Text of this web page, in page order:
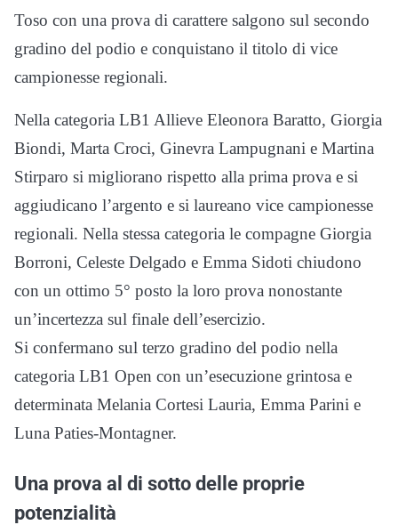
Toso con una prova di carattere salgono sul secondo
gradino del podio e conquistano il titolo di vice
campionesse regionali.
Nella categoria LB1 Allieve Eleonora Baratto, Giorgia
Biondi, Marta Croci, Ginevra Lampugnani e Martina
Stirparo si migliorano rispetto alla prima prova e si
aggiudicano l’argento e si laureano vice campionesse
regionali. Nella stessa categoria le compagne Giorgia
Borroni, Celeste Delgado e Emma Sidoti chiudono
con un ottimo 5° posto la loro prova nonostante
un’incertezza sul finale dell’esercizio.
Si confermano sul terzo gradino del podio nella
categoria LB1 Open con un’esecuzione grintosa e
determinata Melania Cortesi Lauria, Emma Parini e
Luna Paties-Montagner.
Una prova al di sotto delle proprie
potenzialità